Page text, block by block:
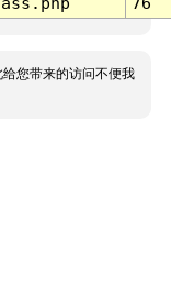
您带来的访问不便我